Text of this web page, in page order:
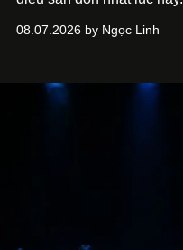
08.07.2026 by Ngọc Linh